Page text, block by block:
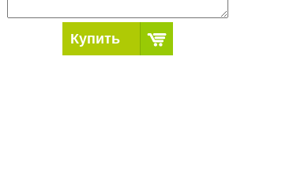
Купить